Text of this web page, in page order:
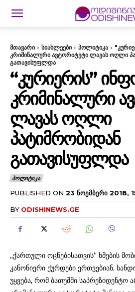
მთავარი სიახლეები პოლიტიკა
კრიმინალური ავტორიტეტი ლავას ოღლი
გათავისუფლდა
“ᲙᲣᲠᲘᲔᲠᲘᲡ”
ᲙᲠᲘᲛᲘᲜᲐᲚᲣᲠᲘ
ᲚᲐᲕᲐᲡ ᲝᲦᲚᲘ
ᲞᲐᲢᲘᲛᲠᲝᲑᲘᲓᲐᲜ
ᲒᲐᲗᲐᲕᲘᲡᲣᲤᲚᲓᲐ
ᲞᲝᲚᲘᲢᲘᲙᲐ
PUBLISHED ON 23 ᲜᲝᲔᲛᲑᲔᲠᲘ 2018,
BY ODISHINEWS.GE
„ქართული ოცნებისათვის“ ხმების
კანონიერი ქურდები ერთვებიან,
უყვება, რომ ბათუშმი საპრეზიდენტო